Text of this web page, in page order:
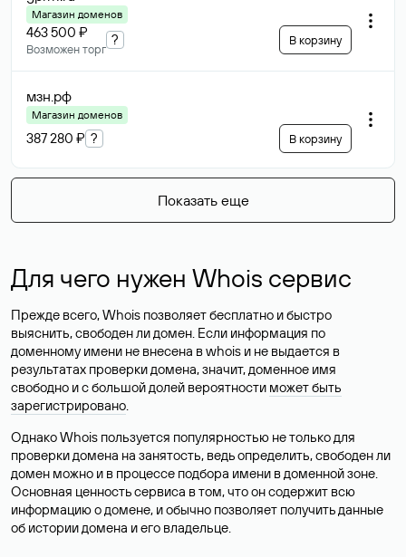
Магазин доменов
463 500 ₽
Возможен торг
? В корзину
мзн.рф
Магазин доменов
387 280 ₽ ? В корзину
Показать еще
Для чего нужен Whois сервис
Прежде всего, Whois позволяет бесплатно и быстро
выяснить, свободен ли домен. Если информация по
доменному имени не внесена в whois и не выдается в
результатах проверки домена, значит, доменное имя
свободно и с большой долей вероятности может быть
зарегистрировано.
Однако Whois пользуется популярностью не только для
проверки домена на занятость, ведь определить, свободен ли
домен можно и в процессе подбора имени в доменной зоне.
Основная ценность сервиса в том, что он содержит всю
информацию о домене, и обычно позволяет получить данные
об истории домена и его владельце.